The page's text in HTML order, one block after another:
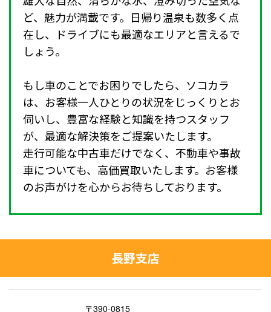
ど、魅力が満載です。日帰り温泉も数多く点
在し、ドライブにも最適なエリアと言えるで
しょう。
もし車のことでお困りでしたら、ソコカラ
は、お客様一人ひとりの状況をじっくりとお
伺いし、豊富な経験と知識を持つスタッフ
が、最適な解決策をご提案いたします。
走行可能な中古車だけでなく、不動車や事故
車についても、高価買取いたします。お客様
のお声がけを心からお待ちしております。
長野支店
〒390-0815